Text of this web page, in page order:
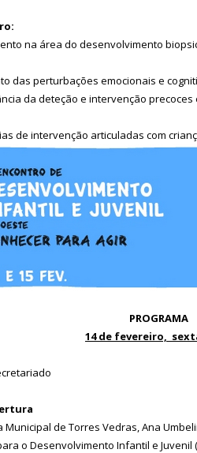
na área do desenvolvimento
das perturbações emocionais e
da deteção e intervenção
de intervenção articuladas com
PROGRAMA
14 de fevereiro,
Municipal de Torres Vedras, Ana
o Desenvolvimento Infantil e Juvenil